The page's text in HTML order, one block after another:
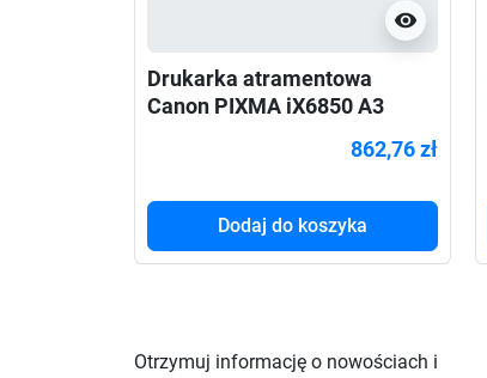
visibility
Drukarka atramentowa
Canon PIXMA iX6850 A3
862,76 zł
Dodaj do koszyka
Otrzymuj informację o nowościach i